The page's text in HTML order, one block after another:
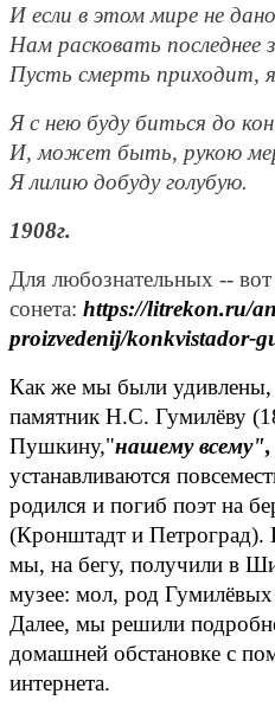
И если в этом мире не дано
Нам расковать последнее
Пусть смерть приходит,
Я с нею буду биться до
И, может быть, рукою
Я лилию добуду голубую.
1908г.
Для любознательных -- вот
сонета: https://litrekon.ru/
proizvedenij/konkvistador-
Как же мы были
памятник Н.С. Гумилёву
Пушкину,"нашему всему",
устанавливаются
родился и погиб поэт на
(Кронштадт и
мы, на бегу, получили в
музее: мол, род Гумилёвых
Далее, мы решили
домашней обстановке с
интернета.